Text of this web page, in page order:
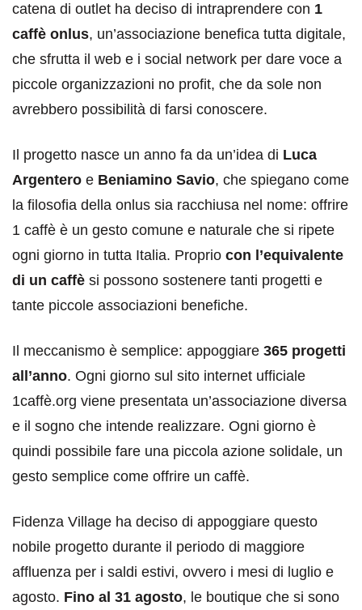
catena di outlet ha deciso di intraprendere con 1
caffè onlus, un’associazione benefica tutta digitale,
che sfrutta il web e i social network per dare voce a
piccole organizzazioni no profit, che da sole non
avrebbero possibilità di farsi conoscere.
Il progetto nasce un anno fa da un’idea di Luca
Argentero e Beniamino Savio, che spiegano come
la filosofia della onlus sia racchiusa nel nome: offrire
1 caffè è un gesto comune e naturale che si ripete
ogni giorno in tutta Italia. Proprio con l’equivalente
di un caffè si possono sostenere tanti progetti e
tante piccole associazioni benefiche.
Il meccanismo è semplice: appoggiare 365 progetti
all’anno. Ogni giorno sul sito internet ufficiale
1caffè.org viene presentata un’associazione diversa
e il sogno che intende realizzare. Ogni giorno è
quindi possibile fare una piccola azione solidale, un
gesto semplice come offrire un caffè.
Fidenza Village ha deciso di appoggiare questo
nobile progetto durante il periodo di maggiore
affluenza per i saldi estivi, ovvero i mesi di luglio e
agosto. Fino al 31 agosto, le boutique che si sono